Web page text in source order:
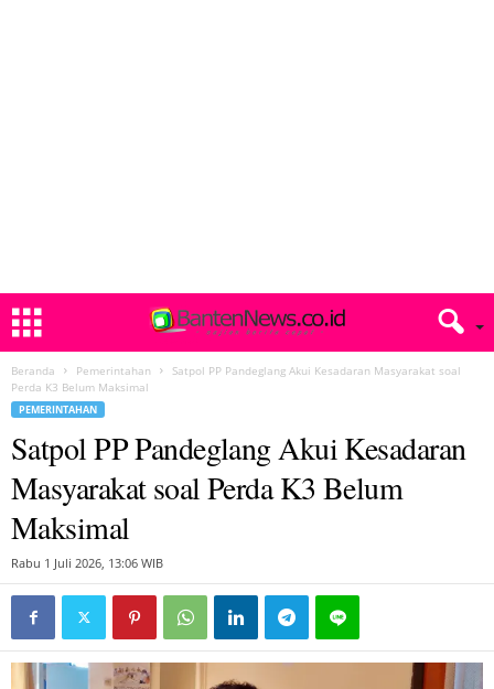
Beranda Pemerintahan
Satpol PP Pandeglang Akui Kesadaran Masyarakat soal
Perda K3 Belum Maksimal
PEMERINTAHAN
Satpol PP Pandeglang Akui Kesadaran
Masyarakat soal Perda K3 Belum
Maksimal
Rabu 1 Juli 2026, 13:06 WIB